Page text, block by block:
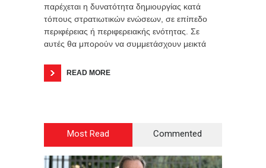
παρέχεται η δυνατότητα δημιουργίας κατά
τόπους στρατιωτικών ενώσεων, σε επίπεδο
περιφέρειας ή περιφερειακής ενότητας. Σε
αυτές θα μπορούν να συμμετάσχουν μεικτά
READ MORE
Most Read Commented